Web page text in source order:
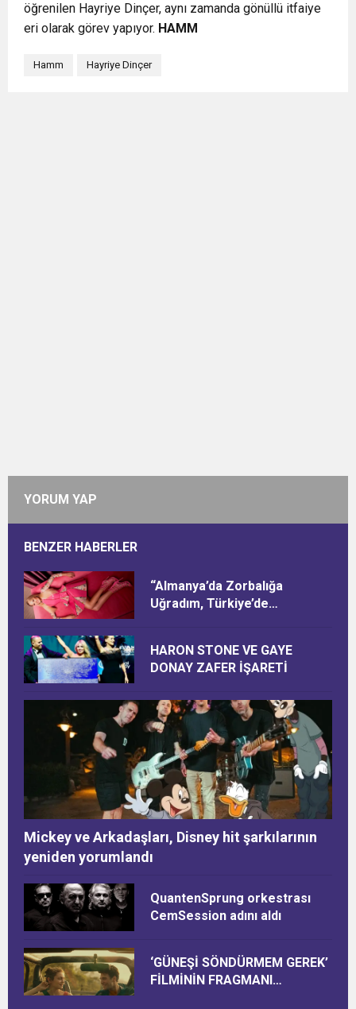
öğrenilen Hayriye Dinçer, aynı zamanda gönüllü itfaiye
eri olarak görev yapıyor. HAMM
Hamm Hayriye Dinçer
YORUM YAP
BENZER HABERLER
“Almanya’da Zorbalığa
Uğradım, Türkiye’de
HARON STONE VE GAYE
DONAY ZAFER İŞARETİ
Mickey ve Arkadaşları, Disney hit şarkılarının
yeniden yorumlandı
QuantenSprung orkestrası
CemSession adını aldı
‘GÜNEŞİ SÖNDÜRMEM GEREK’
FİLMİNİN FRAGMANI